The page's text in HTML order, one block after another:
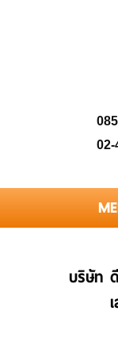
02-
ABOUT
OUR
บริษัท